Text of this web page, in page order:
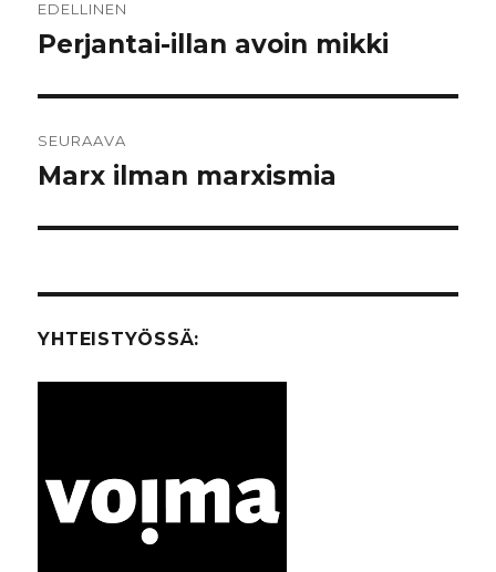
selaus
EDELLINEN
Edellinen
Perjantai-illan avoin mikki
SEURAAVA
Seuraava
Marx ilman marxismia
YHTEISTYÖSSÄ: